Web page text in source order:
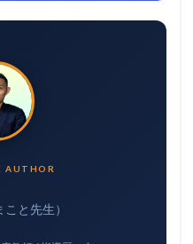
AUTHOR
こと先生）